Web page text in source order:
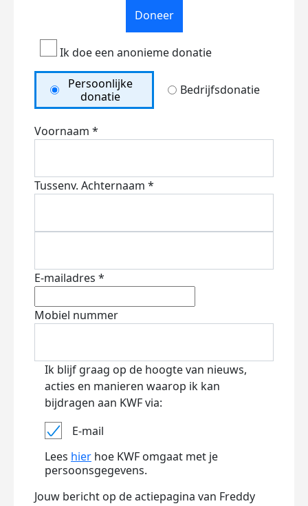
Doneer
Ik doe een anonieme donatie
Persoonlijke
donatie
Bedrijfsdonatie
Voornaam *
Tussenv. Achternaam *
E-mailadres *
Mobiel nummer
Ik blijf graag op de hoogte van nieuws,
acties en manieren waarop ik kan
bijdragen aan KWF via:
E-mail
Lees hier hoe KWF omgaat met je
persoonsgegevens.
Jouw bericht op de actiepagina van Freddy